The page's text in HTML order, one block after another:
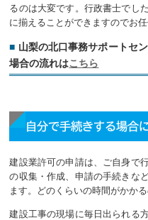
るのは大変です。行政書士でし
に揃えることができますのでお任
山梨の北口事務サポートセ
場合の流れはこちら
自分で手続きする場合
建設業許可の申請は、ご自身で
の収集・作成、申請の手続きな
ます。どのくらいの時間がかか
建設工事の現場に毎日出られる